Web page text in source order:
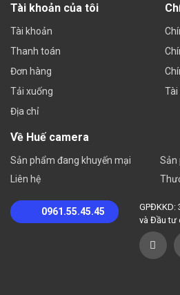
– Ống kính:
+ 2.8 mm @1.4: Horizontal FOV:
diagonal FOV: 128°.
+ 4 mm @F1.4: Horizontal FOV:
diagonal FOV: 102°.
+ 8 mm @F1.6: Horizontal FOV:
– Hỗ trợ hồng ngoại thông minh,
– Hỗ trợ BLC, HLC, 3D DNR,
– Kết nối: 4G (Sử dụng Micro Sim).
– Chuẩn 4G: LTE-TDD/LTE-FDD/
– Hỗ trợ phát hiện chuyển động,
– Ứng dụng: iVMS-4200, Hik-
Tài khoản của tôi
Tài khoản
Thanh toán
Đơn hàng
Tải xuống
Địa chỉ
Tài
Về Huế camera
Sản phẩm đang khuyến mại
Liên hệ
Sản
0961.55.45.45
GPĐKKD:
và Đầu tư